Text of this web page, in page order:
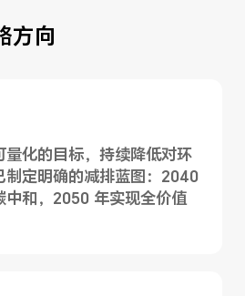
方向
量化的目标，持续降低对环
制定明确的减排蓝图：2040
中和，2050 年实现全价值